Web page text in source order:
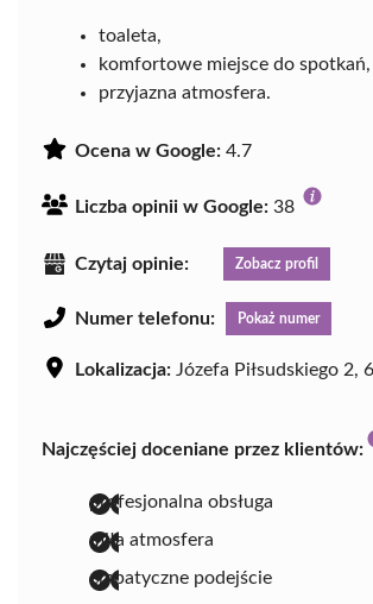
toaleta,
komfortowe miejsce do spotkań,
przyjazna atmosfera.
Ocena w Google: 4.7
Liczba opinii w Google: 38
Czytaj opinie: Zobacz profil
Numer telefonu: Pokaż numer
Lokalizacja: Józefa Piłsudskiego 2,
Najczęściej doceniane przez klientów:
profesjonalna obsługa
miła atmosfera
empatyczne podejście